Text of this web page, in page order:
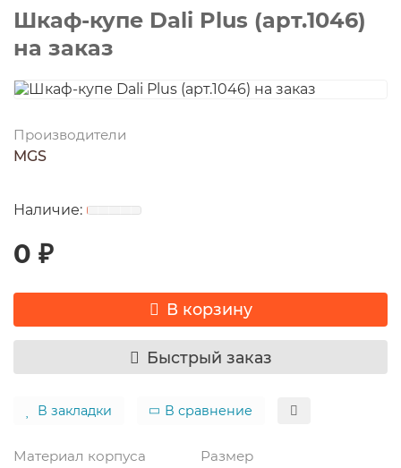
Шкаф-купе Dali Plus (арт.1046)
на заказ
Производители
MGS
0 ₽
В корзину
Быстрый заказ
В закладки В сравнение
Материал корпуса
Размер